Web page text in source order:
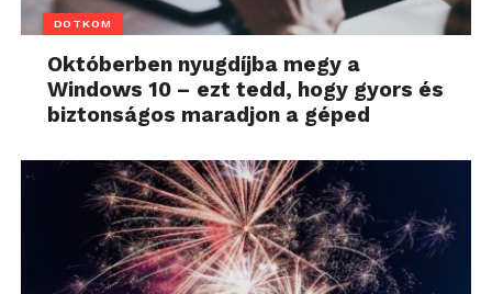
DOTKOM
Októberben nyugdíjba megy a
Windows 10 – ezt tedd, hogy gyors és
biztonságos maradjon a géped